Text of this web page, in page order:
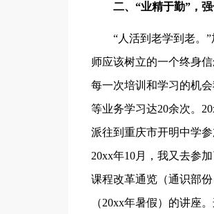
二、“业精于勤”，强
“人活到老学到老。
师应该树立的一个终身
每一次培训和学习的机
等业务学习达20余次。
派往到重庆市开明中学
20xx年10月，我又去参
课程改革通览（通识部
（20xx年暑假）的讲座